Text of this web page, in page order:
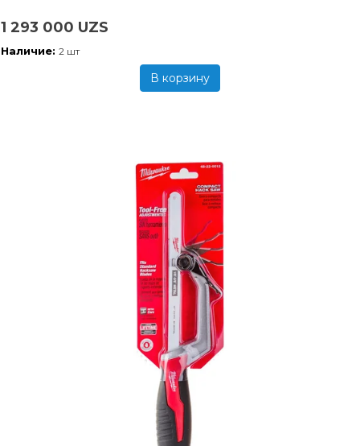
1 293 000 UZS
Наличие: 2 шт
В корзину